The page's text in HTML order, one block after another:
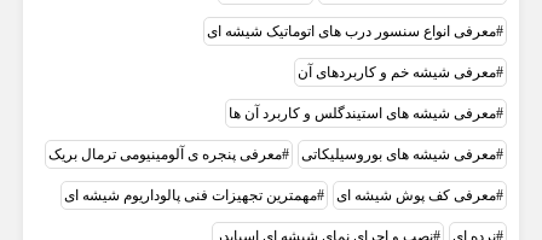
معرفی انواع سنسور درب های اتوماتیک شیشه ای
معرفی شیشه خم و کاربردهای آن
معرفی شیشه های استیندگلس و کاربرد آن ها
معرفی شیشه‌ های بوروسیلیکاتی معرفی پنجره ی آلومینیومی ترمال بریک
معرفی کف پوش شیشه ای مهمترین تجهیزات فنی پالوداریوم شیشه ای
نرده ای نصب و اجرای نمای شیشه ای اسپایدر